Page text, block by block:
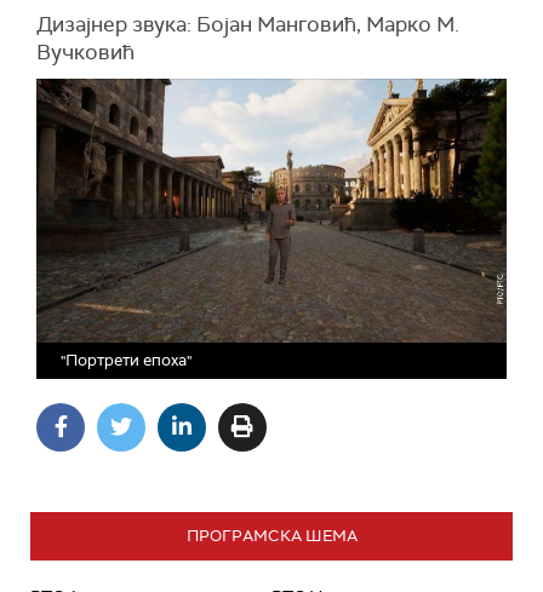
Дизајнер звука: Бојан Манговић, Марко М.
Вучковић
"Портрети епоха"
ПРОГРАМСКА ШЕМА